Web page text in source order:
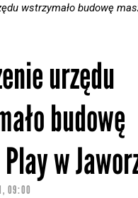
wstrzymało budowę
urzędu
budowę
w
09:00